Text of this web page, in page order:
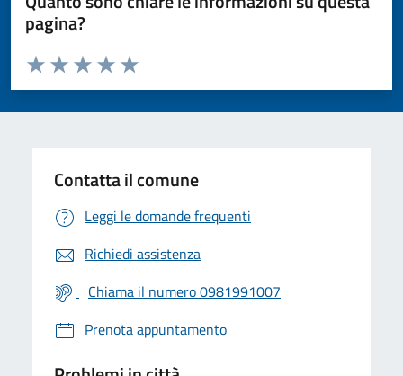
pagina?
Valuta da 1 a 5 stelle la pagina
Valuta 5 stelle su 5
Valuta 4 stelle su 5
Valuta 3 stelle su 5
Valuta 2 stelle su 5
Valuta 1 stelle su 5
Contatta il comune
Leggi le domande frequenti
Richiedi assistenza
Chiama il numero 0981991007
Prenota appuntamento